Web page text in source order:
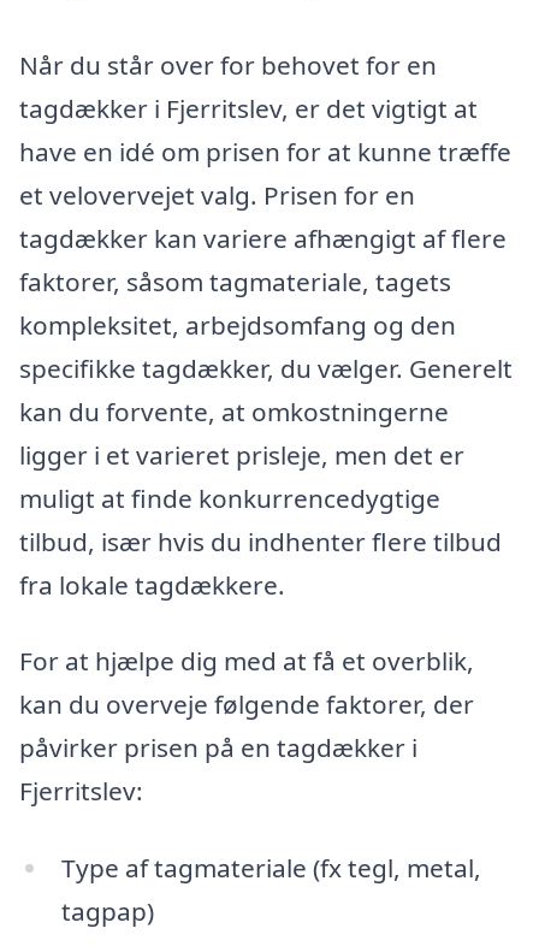
Når du står over for behovet for en
tagdækker i Fjerritslev, er det vigtigt at
have en idé om prisen for at kunne træffe
et velovervejet valg. Prisen for en
tagdækker kan variere afhængigt af flere
faktorer, såsom tagmateriale, tagets
kompleksitet, arbejdsomfang og den
specifikke tagdækker, du vælger. Generelt
kan du forvente, at omkostningerne
ligger i et varieret prisleje, men det er
muligt at finde konkurrencedygtige
tilbud, især hvis du indhenter flere tilbud
fra lokale tagdækkere.
For at hjælpe dig med at få et overblik,
kan du overveje følgende faktorer, der
påvirker prisen på en tagdækker i
Fjerritslev:
Type af tagmateriale (fx tegl, metal,
tagpap)